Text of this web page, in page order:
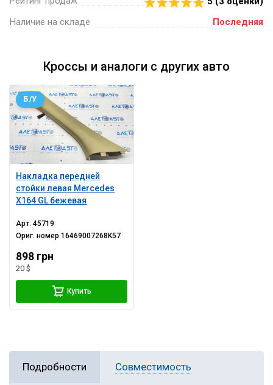
Наличие на складе
Последняя
Кроссы и аналоги с других авто
Накладка передней
стойки левая Mercedes
X164 GL бежевая
Б/У
Арт.45719
Ориг. номер16469007268K57
898 грн
20 $
Купить
Подробности Совместимость